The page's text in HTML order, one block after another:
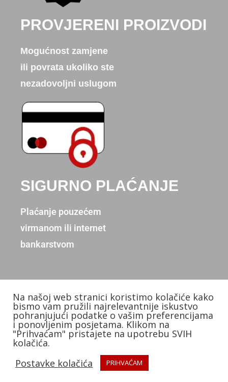
PROVJERENI PROIZVODI
Mogućnost zamjene
ili povrata ukoliko ste
nezadovoljni uslugom
SIGURNO PLAĆANJE
Plaćanje pouzećem
virmanom ili internet
bankarstvom
Copyright © 2026. Donum d.o.o.
Izradio: KB Studios
Na našoj web stranici koristimo kolačiće kako
bismo vam pružili najrelevantnije iskustvo
pohranjujući podatke o vašim preferencijama
i ponovljenim posjetama. Klikom na
"Prihvaćam" pristajete na upotrebu SVIH
kolačića.
Postavke kolačića
PRIHVAĆAM